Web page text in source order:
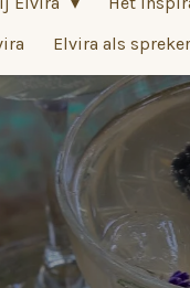
Elvira als spreker